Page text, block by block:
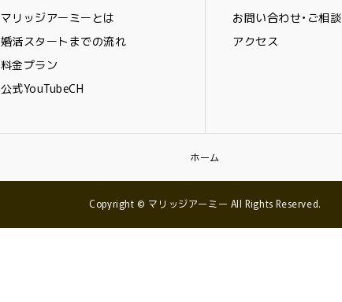
マリッジアーミーとは
婚活スタートまでの流れ
料金プラン
公式YouTubeCH
お問い合わせ・ご相談
アクセス
ホーム
Copyright © マリッジアーミー All Rights Reserved.